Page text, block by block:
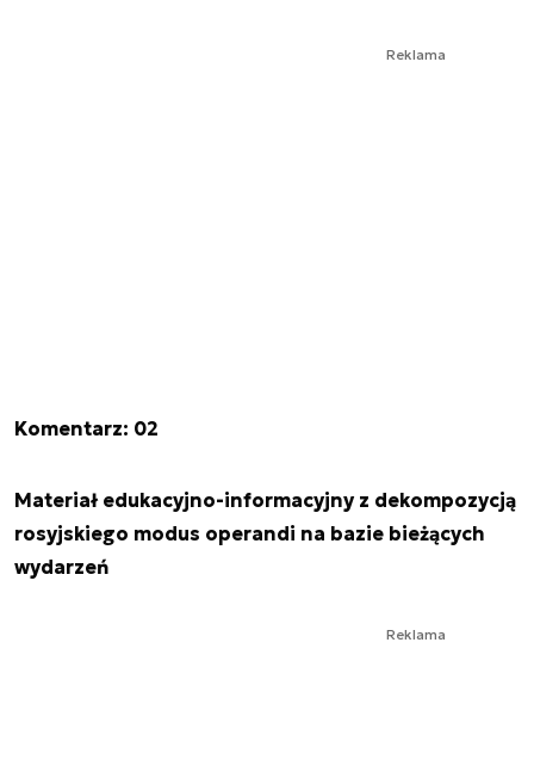
Reklama
Komentarz: 02
Materiał edukacyjno-informacyjny z dekompozycją
rosyjskiego modus operandi na bazie bieżących
wydarzeń
Reklama